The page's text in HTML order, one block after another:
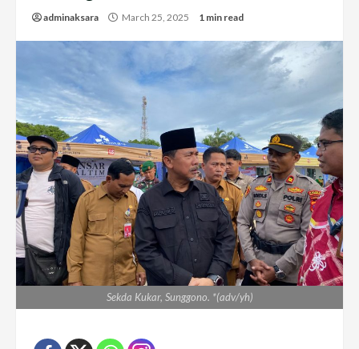
adminaksara March 25, 2025 1 min read
Sekda Kukar, Sunggono. *(adv/yh)